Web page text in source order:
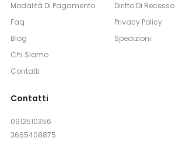
Modalità Di Pagamento
Faq
Blog
Chi Siamo
Contatti
Diritto Di Recesso
Privacy Policy
Spedizioni
Contatti
0912510356
3665408875